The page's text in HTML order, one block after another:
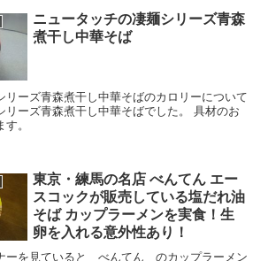
ニュータッチの凄麺シリーズ青森
煮干し中華そば
リーズ青森煮干し中華そばのカロリーについて
リーズ青森煮干し中華そばでした。 具材のお
。
東京・練馬の名店 べんてん エー
スコックが販売している塩だれ油
そば カップラーメンを実食！生
卵を入れる意外性あり！
ーを見ていると べんてん のカップラーメン